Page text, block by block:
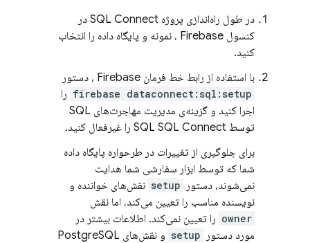
در طول راه‌اندازی پروژه SQL Connect در
کنسول Firebase ، نمونه و پایگاه داده را انتخاب
کنید.
با استفاده از رابط خط فرمان Firebase ، دستور
firebase dataconnect:sql:setup را
اجرا کنید و گزینه‌ی مدیریت مهاجرت‌های SQL
توسط SQL SQL Connect
را غیرفعال کنید.
برای جلوگیری از تغییرات در طرحواره پایگاه داده
شما که توسط ابزار سفارشی شما هدایت
نمی‌شوند، دستور
setup نقش‌های خواننده و
نویسنده مناسب را تعیین می‌کند، اما نقش
owner را تعیین نمی‌کند. اطلاعات بیشتر در
مورد دستور
setup
و نقش‌های PostgreSQL